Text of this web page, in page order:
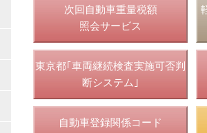
次回自動車重量税額
照会サービス
東京都｢車両継続検査実施可否判
断システム｣
自動車登録関係コード